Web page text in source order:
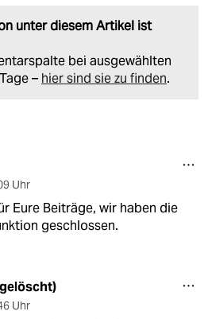
unter diesem Artikel ist
bei ausgewählten
– hier sind sie zu finden.
Uhr
Eure Beiträge, wir haben die
geschlossen.
Uhr